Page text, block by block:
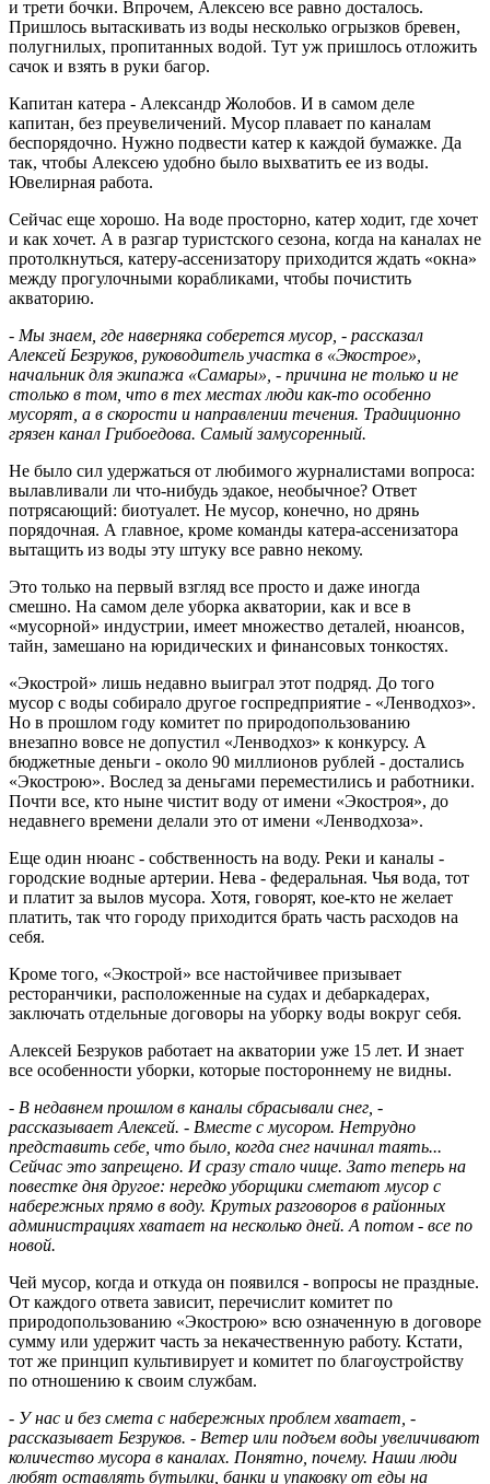
и трети бочки. Впрочем, Алексею все равно досталось.
Пришлось вытаскивать из воды несколько огрызков бревен,
полугнилых, пропитанных водой. Тут уж пришлось отложить
сачок и взять в руки багор.
Капитан катера - Александр Жолобов. И в самом деле
капитан, без преувеличений. Мусор плавает по каналам
беспорядочно. Нужно подвести катер к каждой бумажке. Да
так, чтобы Алексею удобно было выхватить ее из воды.
Ювелирная работа.
Сейчас еще хорошо. На воде просторно, катер ходит, где хочет
и как хочет. А в разгар туристского сезона, когда на каналах не
протолкнуться, катеру-ассенизатору приходится ждать «окна»
между прогулочными корабликами, чтобы почистить
акваторию.
- Мы знаем, где наверняка соберется мусор, - рассказал
Алексей Безруков, руководитель участка в «Экострое»,
начальник для экипажа «Самары», - причина не только и не
столько в том, что в тех местах люди как-то особенно
мусорят, а в скорости и направлении течения. Традиционно
грязен канал Грибоедова. Самый замусоренный.
Не было сил удержаться от любимого журналистами вопроса:
вылавливали ли что-нибудь эдакое, необычное? Ответ
потрясающий: биотуалет. Не мусор, конечно, но дрянь
порядочная. А главное, кроме команды катера-ассенизатора
вытащить из воды эту штуку все равно некому.
Это только на первый взгляд все просто и даже иногда
смешно. На самом деле уборка акватории, как и все в
«мусорной» индустрии, имеет множество деталей, нюансов,
тайн, замешано на юридических и финансовых тонкостях.
«Экострой» лишь недавно выиграл этот подряд. До того
мусор с воды собирало другое госпредприятие - «Ленводхоз».
Но в прошлом году комитет по природопользованию
внезапно вовсе не допустил «Ленводхоз» к конкурсу. А
бюджетные деньги - около 90 миллионов рублей - достались
«Экострою». Вослед за деньгами переместились и работники.
Почти все, кто ныне чистит воду от имени «Экостроя», до
недавнего времени делали это от имени «Ленводхоза».
Еще один нюанс - собственность на воду. Реки и каналы -
городские водные артерии. Нева - федеральная. Чья вода, тот
и платит за вылов мусора. Хотя, говорят, кое-кто не желает
платить, так что городу приходится брать часть расходов на
себя.
Кроме того, «Экострой» все настойчивее призывает
ресторанчики, расположенные на судах и дебаркадерах,
заключать отдельные договоры на уборку воды вокруг себя.
Алексей Безруков работает на акватории уже 15 лет. И знает
все особенности уборки, которые постороннему не видны.
- В недавнем прошлом в каналы сбрасывали снег, -
рассказывает Алексей. - Вместе с мусором. Нетрудно
представить себе, что было, когда снег начинал таять...
Сейчас это запрещено. И сразу стало чище. Зато теперь на
повестке дня другое: нередко уборщики сметают мусор с
набережных прямо в воду. Крутых разговоров в районных
администрациях хватает на несколько дней. А потом - все по
новой.
Чей мусор, когда и откуда он появился - вопросы не праздные.
От каждого ответа зависит, перечислит комитет по
природопользованию «Экострою» всю означенную в договоре
сумму или удержит часть за некачественную работу. Кстати,
тот же принцип культивирует и комитет по благоустройству
по отношению к своим службам.
- У нас и без смета с набережных проблем хватает, -
рассказывает Безруков. - Ветер или подъем воды увеличивают
количество мусора в каналах. Понятно, почему. Наши люди
любят оставлять бутылки, банки и упаковку от еды на